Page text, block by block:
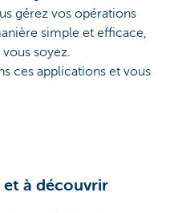
gérez vos opérations
simple et efficace,
soyez.
ces applications et vous
à découvrir